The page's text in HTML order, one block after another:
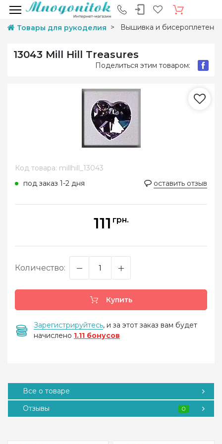
Товары для рукоделия Вышивка и
13043 Mill Hill Treasures
Поделиться этим товаром:
Код товара: millhill_13043
под заказ 1-2 дня
оставить отзыв
111 грн.
Количество:
Купить
Зарегистрируйтесь, и за этот заказ вам будет
начислено 1.11 бонусов
Все о товаре
Отзывы
0